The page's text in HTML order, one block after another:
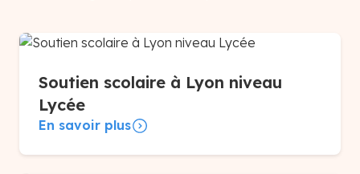
Soutien scolaire à Lyon niveau
Lycée
En savoir plus